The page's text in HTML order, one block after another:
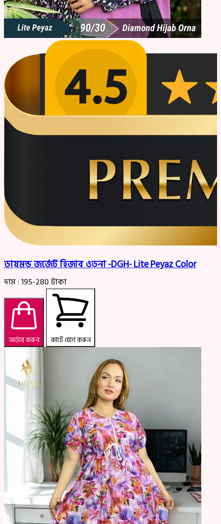
ডায়মন্ড জর্জেট হিজাব ওড়না -DGH- Lite Peyaz Color
দাম :195-280টাকা
অর্ডার করুন কার্টে যোগ করুন